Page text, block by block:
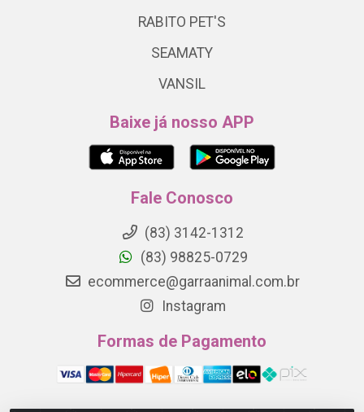
RABITO PET'S
SEAMATY
VANSIL
Baixe já nosso APP
Fale Conosco
(83) 3142-1312
(83) 98825-0729
ecommerce@garraanimal.com.br
Instagram
Formas de Pagamento